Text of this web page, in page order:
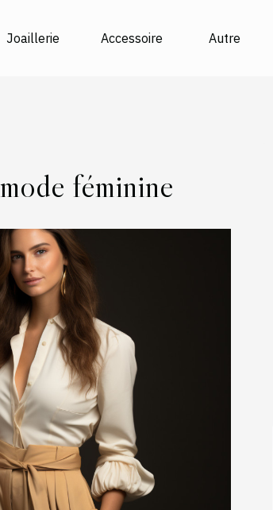
Joaillerie Accessoire Autre
féminine